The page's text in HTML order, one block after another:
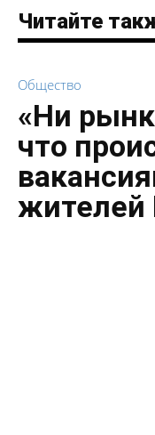
Читайте
Общество
«Ни
что
жителей